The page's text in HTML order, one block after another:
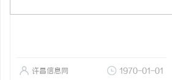
许昌信息网 1970-01-01